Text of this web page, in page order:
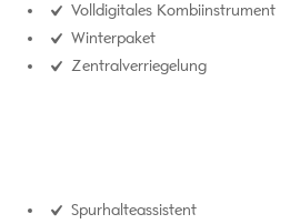
Volldigitales Kombiinstrument
Winterpaket
Zentralverriegelung
Spurhalteassistent